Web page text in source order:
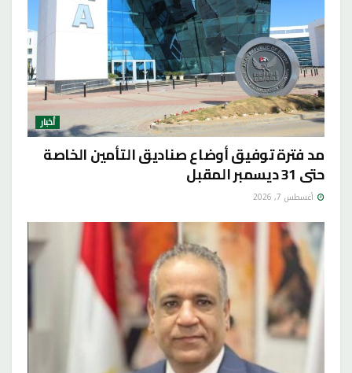
أخبار
مد فترة توفيق أوضاع صناديق التأمين الخاصة
حتى 31 ديسمبر المقبل
أغسطس 7, 2026